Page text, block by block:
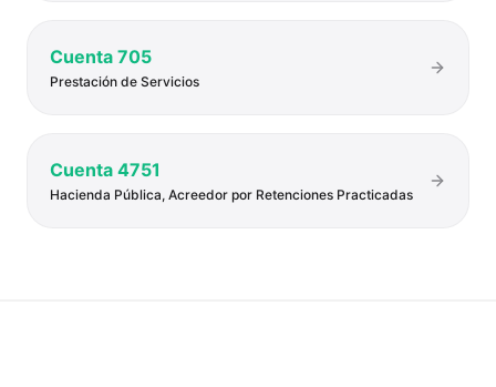
Cuenta 705
Prestación de Servicios
Cuenta 4751
Hacienda Pública, Acreedor por Retenciones Practicadas